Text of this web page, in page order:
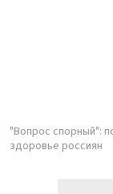
"Вопрос спорный":
здоровье россиян